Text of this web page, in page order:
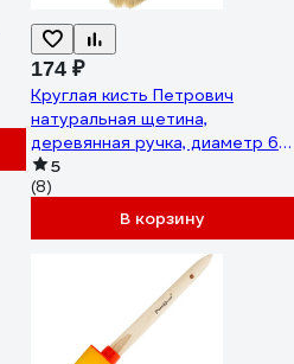
174 ₽
Круглая кисть Петрович
натуральная щетина,
деревянная ручка, диаметр 60
мм 4100000179
5
(8)
В корзину